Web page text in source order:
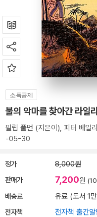
소득공제
불의 악마를 찾아간 라일
필립 풀먼 (지은이), 피터 베일리
-05-30
정가 8,000원
판매가 7,200원
배송료 유료 (도서 1
전자책 전자책 출간